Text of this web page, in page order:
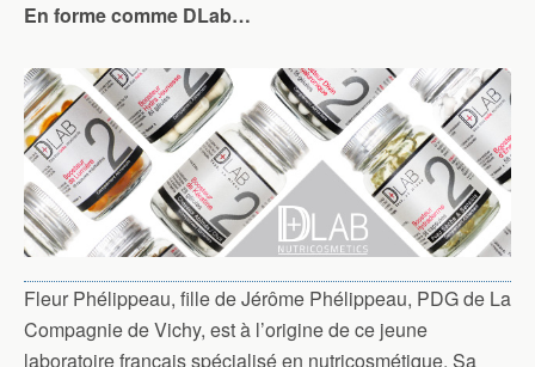
En forme comme DLab…
Fleur Phélippeau, fille de Jérôme Phélippeau, PDG de La
Compagnie de Vichy, est à l’origine de ce jeune
laboratoire français spécialisé en nutricosmétique. Sa